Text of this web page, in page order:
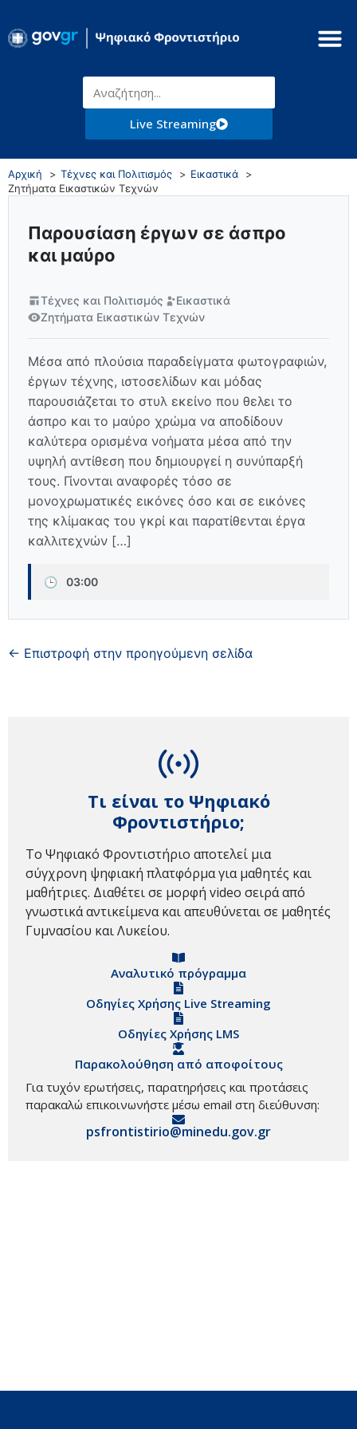
Live Streaming
Αρχική Τέχνες και Πολιτισμός
Εικαστικά
Ζητήματα Εικαστικών Τεχνών
Παρουσίαση έργων σε άσπρο
και μαύρο
Τέχνες και Πολιτισμός
Εικαστικά
Ζητήματα Εικαστικών Τεχνών
Μέσα από πλούσια παραδείγματα φωτογραφιών,
έργων τέχνης, ιστοσελίδων και μόδας
παρουσιάζεται το στυλ εκείνο που θελει το
άσπρο και το μαύρο χρώμα να αποδίδουν
καλύτερα ορισμένα νοήματα μέσα από την
υψηλή αντίθεση που δημιουργεί η συνύπαρξή
τους. Γίνονται αναφορές τόσο σε
μονοχρωματικές εικόνες όσο και σε εικόνες
της κλίμακας του γκρί και παρατίθενται έργα
καλλιτεχνών […]
🕒 03:00
← Επιστροφή στην προηγούμενη σελίδα
Τι είναι το Ψηφιακό
Φροντιστήριο;
Το Ψηφιακό Φροντιστήριο αποτελεί μια
σύγχρονη ψηφιακή πλατφόρμα για μαθητές και
μαθήτριες. Διαθέτει σε μορφή video σειρά από
γνωστικά αντικείμενα και απευθύνεται σε μαθητές
Γυμνασίου και Λυκείου.
Αναλυτικό πρόγραμμα
Οδηγίες Χρήσης Live Streaming
Οδηγίες Χρήσης LMS
Παρακολούθηση από αποφοίτους
Για τυχόν ερωτήσεις, παρατηρήσεις και προτάσεις
παρακαλώ επικοινωνήστε μέσω email στη διεύθυνση:
psfrontistirio@minedu.gov.gr